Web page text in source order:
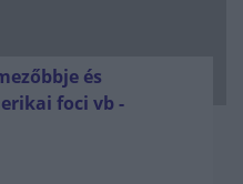
és
foci vb -